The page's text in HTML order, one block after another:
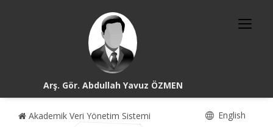
Arş. Gör. Abdullah Yavuz ÖZMEN
Akademik Veri Yönetim Sistemi English